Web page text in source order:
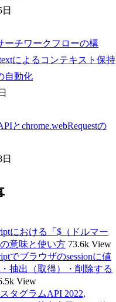
ーチワークフローの構
によるコンテキスト保持
自動化
とchrome.webRequestの
における「$（ドルマー
意味と使い方 73.6k View
でブラウザのsessionに値
抽出（取得）・削除する
View
スタグラムAPI 2022,